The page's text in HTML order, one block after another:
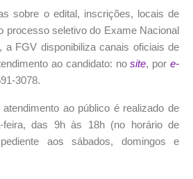
sobre o edital, inscrições, locais de
processo seletivo do Exame Nacional
a FGV disponibiliza canais oficiais de
ao candidato: nosite, pore-
3078.
ao público é realizado de
feira, das 9h às 18h (no horário de
aos sábados, domingos e